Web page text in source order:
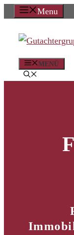
Zum
springen
Menu
MENÜ